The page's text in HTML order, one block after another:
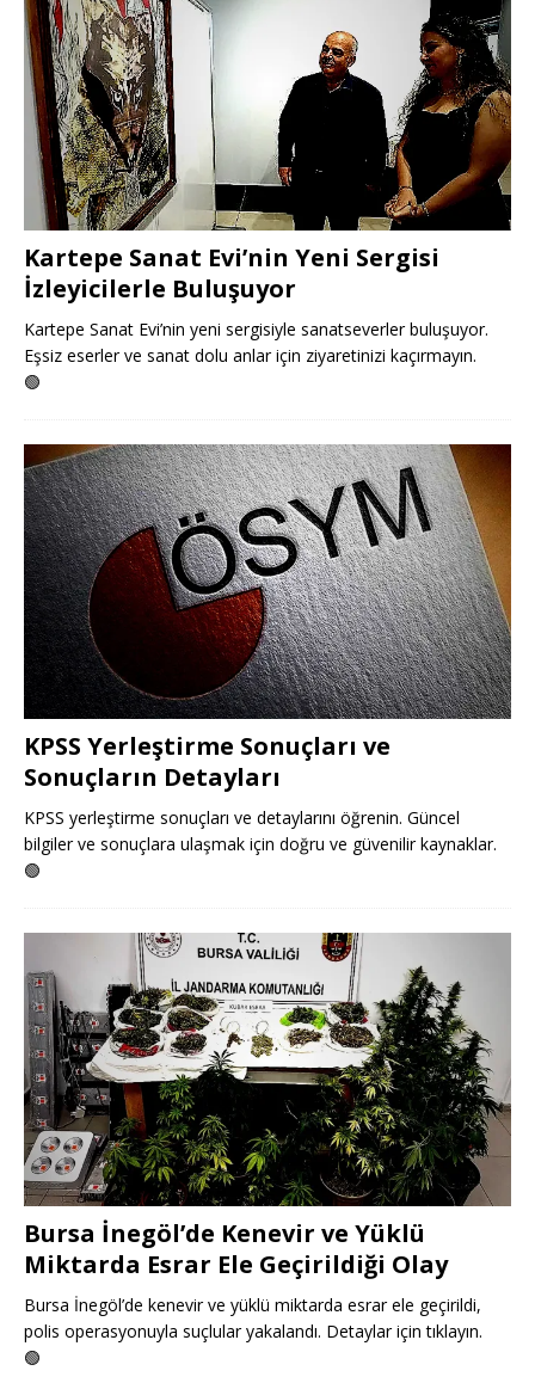
Kartepe Sanat Evi’nin Yeni Sergisi
İzleyicilerle Buluşuyor
Kartepe Sanat Evi’nin yeni sergisiyle sanatseverler buluşuyor.
Eşsiz eserler ve sanat dolu anlar için ziyaretinizi kaçırmayın.
🟢
KPSS Yerleştirme Sonuçları ve
Sonuçların Detayları
KPSS yerleştirme sonuçları ve detaylarını öğrenin. Güncel
bilgiler ve sonuçlara ulaşmak için doğru ve güvenilir kaynaklar.
🟢
Bursa İnegöl’de Kenevir ve Yüklü
Miktarda Esrar Ele Geçirildiği Olay
Bursa İnegöl’de kenevir ve yüklü miktarda esrar ele geçirildi,
polis operasyonuyla suçlular yakalandı. Detaylar için tıklayın.
🟢